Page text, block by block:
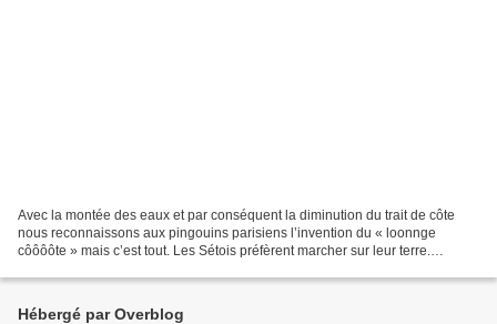
Avec la montée des eaux et par conséquent la diminution du trait de côte
nous reconnaissons aux pingouins parisiens l’invention du « loonnge
côôôôte » mais c’est tout. Les Sétois préfèrent marcher sur leur terre.
Hébergé par Overblog